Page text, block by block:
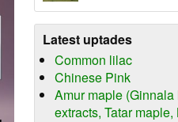
Latest uptades
Common lilac
Chinese Pink
Amur maple (Ginnala
extracts, Tatar